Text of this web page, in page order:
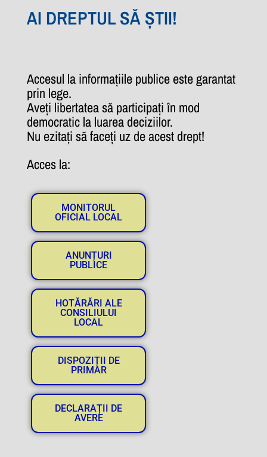
AI DREPTUL SĂ ȘTII!
Accesul la informațiile publice este garantat
prin lege.
Aveți libertatea să participați în mod
democratic la luarea deciziilor.
Nu ezitați să faceți uz de acest drept!
Acces la:
MONITORUL
OFICIAL LOCAL
ANUNȚURI
PUBLICE
HOTĂRĂRI ALE
CONSILIULUI
LOCAL
DISPOZIȚII DE
PRIMAR
DECLARAȚII DE
AVERE